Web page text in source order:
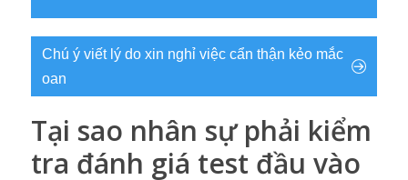
Chú ý viết lý do xin nghỉ việc cẩn thận kẻo mắc
oan
Tại sao nhân sự phải kiểm
tra đánh giá test đầu vào